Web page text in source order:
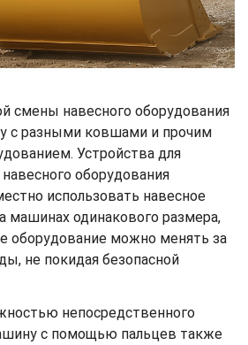
смены навесного оборудования
с разными ковшами и прочим
Устройства для
оборудования
использовать навесное
машинах одинакового размера,
оборудование можно менять за
не покидая безопасной
непосредственного
с помощью пальцев также